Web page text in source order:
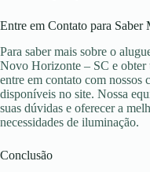
Entre em Contato para Saber
Para saber mais sobre o
Novo Horizonte – SC e obter
entre em contato com nossos
disponíveis no site. Nossa
suas dúvidas e oferecer a
necessidades de iluminação.
Conclusão